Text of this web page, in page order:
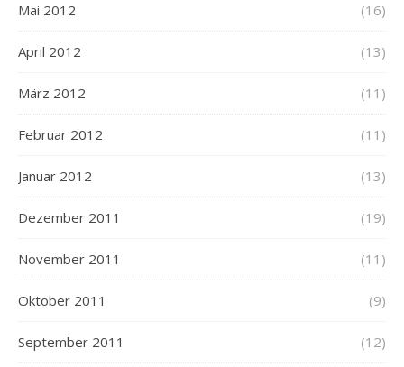
Mai 2012 (16)
April 2012 (13)
März 2012 (11)
Februar 2012 (11)
Januar 2012 (13)
Dezember 2011 (19)
November 2011 (11)
Oktober 2011 (9)
September 2011 (12)